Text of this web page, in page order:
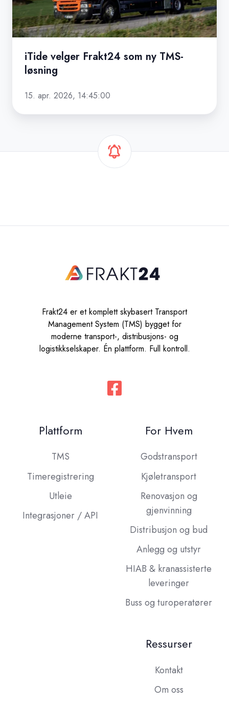
TMS-
løsning
iTide velger Frakt24 som ny TMS-
løsning
15. apr. 2026, 14:45:00
Frakt24 er et komplett skybasert Transport
Management System (TMS) bygget for
moderne transport-, distribusjons- og
logistikkselskaper. Én plattform. Full kontroll.
Plattform
TMS
Timeregistrering
Utleie
Integrasjoner / API
For Hvem
Godstransport
Kjøletransport
Renovasjon og
gjenvinning
Distribusjon og bud
Anlegg og utstyr
HIAB & kranassisterte
leveringer
Buss og turoperatører
Ressurser
Kontakt
Om oss